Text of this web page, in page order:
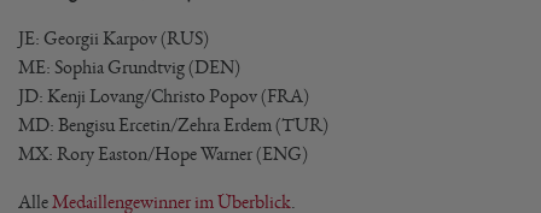
JE: Georgii Karpov (RUS)
ME: Sophia Grundtvig (DEN)
JD: Kenji Lovang/Christo Popov (FRA)
MD: Bengisu Ercetin/Zehra Erdem (TUR)
MX: Rory Easton/Hope Warner (ENG)
AlleMedaillengewinner im Überblick